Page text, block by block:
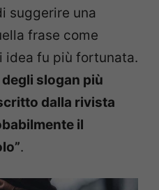
suggerire una
frase come
idea fu più fortunata.
slogan più
dalla rivista
il
.